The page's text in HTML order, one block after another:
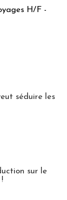
H/F -
séduire les
sur le